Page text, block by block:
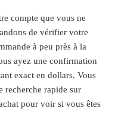
compte que vous ne
de vérifier votre
à peu près à la
ayez une confirmation
exact en dollars. Vous
recherche rapide sur
pour voir si vous êtes